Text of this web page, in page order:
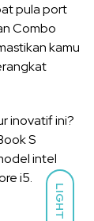
LIGHT
pula port
Combo
kamu
inovatif ini?
S
intel
i5.